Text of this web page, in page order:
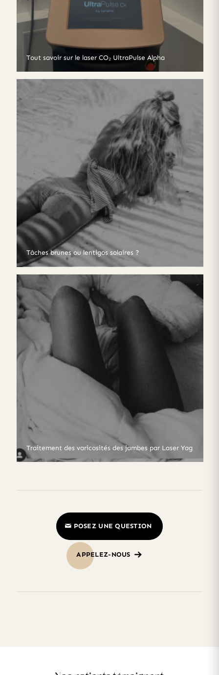
Tout savoir sur le laser CO₂ UltraPulse Alpha
Tâches brunes ou lentigos solaires ?
Traitement des varicosités des jambes par Laser Yag
POSEZ UNE QUESTION
APPELEZ-NOUS